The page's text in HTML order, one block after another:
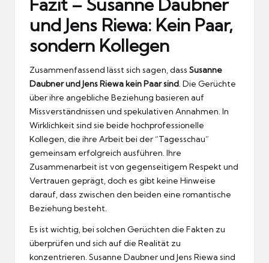
Fazit – Susanne Daubner
und Jens Riewa: Kein Paar,
sondern Kollegen
Zusammenfassend lässt sich sagen, dass Susanne
Daubner und Jens Riewa kein Paar sind. Die Gerüchte
über ihre angebliche Beziehung basieren auf
Missverständnissen und spekulativen Annahmen. In
Wirklichkeit sind sie beide hochprofessionelle
Kollegen, die ihre Arbeit bei der “Tagesschau”
gemeinsam erfolgreich ausführen. Ihre
Zusammenarbeit ist von gegenseitigem Respekt und
Vertrauen geprägt, doch es gibt keine Hinweise
darauf, dass zwischen den beiden eine romantische
Beziehung besteht.
Es ist wichtig, bei solchen Gerüchten die Fakten zu
überprüfen und sich auf die Realität zu
konzentrieren. Susanne Daubner und Jens Riewa sind